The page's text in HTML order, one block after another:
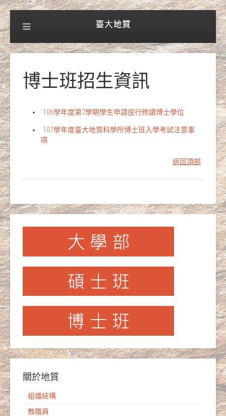
博士班招生資訊
106學年度第2學期學生申請逕行修讀博士學位
107學年度臺大地質科學所博士班入學考試注意事
項
返回頂部
關於地質
組織結構
教職員